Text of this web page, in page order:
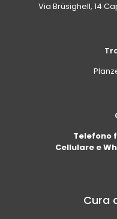
Via Brüsighell, 14
Telefono
Cellulare e
Cura